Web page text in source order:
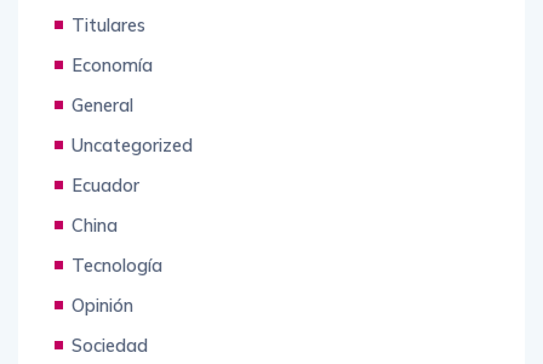
Titulares
Economía
General
Uncategorized
Ecuador
China
Tecnología
Opinión
Sociedad